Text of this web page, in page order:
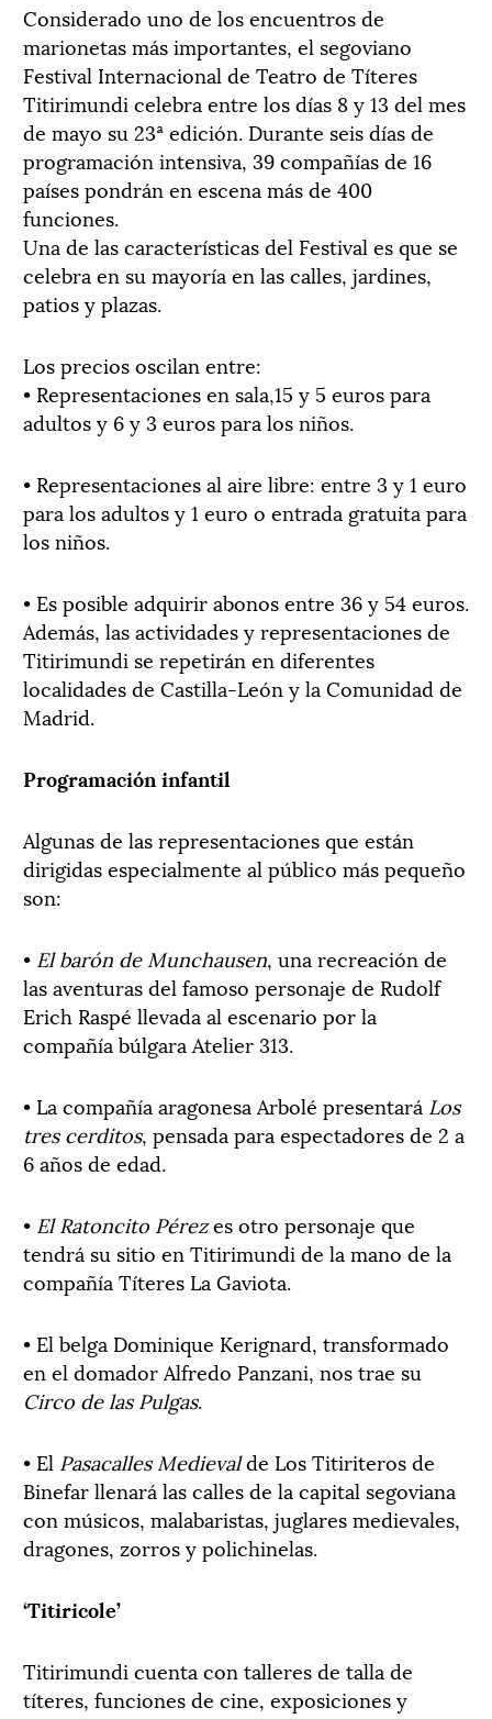
Considerado uno de los encuentros de
marionetas más importantes, el segoviano
Festival Internacional de Teatro de Títeres
Titirimundi celebra entre los días 8 y 13 del mes
de mayo su 23ª edición. Durante seis días de
programación intensiva, 39 compañías de 16
países pondrán en escena más de 400
funciones.
Una de las características del Festival es que se
celebra en su mayoría en las calles, jardines,
patios y plazas.
Los precios oscilan entre:
• Representaciones en sala,15 y 5 euros para
adultos y 6 y 3 euros para los niños.
• Representaciones al aire libre: entre 3 y 1 euro
para los adultos y 1 euro o entrada gratuita para
los niños.
• Es posible adquirir abonos entre 36 y 54 euros.
Además, las actividades y representaciones de
Titirimundi se repetirán en diferentes
localidades de Castilla-León y la Comunidad de
Madrid.
Programación infantil
Algunas de las representaciones que están
dirigidas especialmente al público más pequeño
son:
• El barón de Munchausen, una recreación de
las aventuras del famoso personaje de Rudolf
Erich Raspé llevada al escenario por la
compañía búlgara Atelier 313.
• La compañía aragonesa Arbolé presentará Los
tres cerditos, pensada para espectadores de 2 a
6 años de edad.
• El Ratoncito Pérezes otro personaje que
tendrá su sitio en Titirimundi de la mano de la
compañía Títeres La Gaviota.
• El belga Dominique Kerignard, transformado
en el domador Alfredo Panzani, nos trae su
Circo de las Pulgas.
• El Pasacalles Medievalde Los Titiriteros de
Binefar llenará las calles de la capital segoviana
con músicos, malabaristas, juglares medievales,
dragones, zorros y polichinelas.
‘Titiricole’
Titirimundi cuenta con talleres de talla de
títeres, funciones de cine, exposiciones y